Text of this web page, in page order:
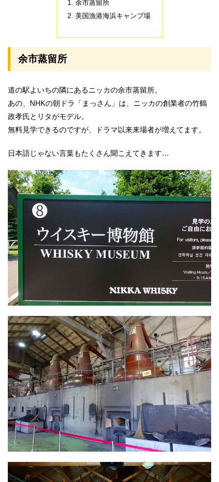
余市蒸留所
美国漁港海浜キャンプ場
余市蒸留所
道の駅よいちの隣にあるニッカの余市蒸留所。
あの、NHKの朝ドラ「まっさん」は、ニッカの創業者の竹鶴
政孝氏とリタがモデル。
無料見学できるのですが、ドラマ以来来場者が増えてます。
日本語じゃない言葉もたくさん聞こえてきます…